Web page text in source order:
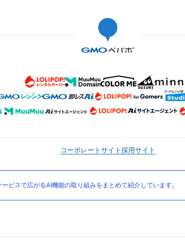
コーポレートサイト採用サイト
ビスで広がるAI機能の取り組みをまとめて紹介しています。